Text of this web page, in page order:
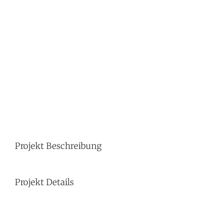
Projekt Beschreibung
Projekt Details